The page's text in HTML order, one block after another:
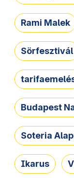
Rami Malek
Sörfesztivál
Budapest
Soteria
Ikarus